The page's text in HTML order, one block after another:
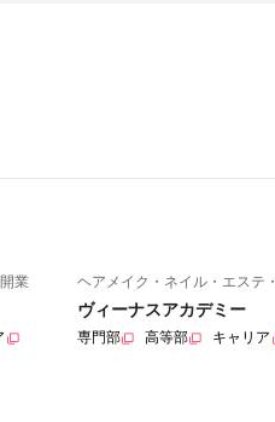
業 ヘアメイク・ネイル・エステ
ヴィーナスアカデミー
専門部 高等部 キャリア